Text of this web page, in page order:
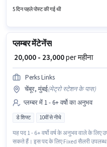
है। इस पद के लिए Fixed सैलरी उपलब्ध है।
5 दिन पहले पोस्ट की गई थी
प्लम्बर मेंटेनेंस
₹ 20,000 - 23,000per महीना
Perks Links
चेंबूर, मुंबई(मेट्रो स्टेशन के पास)
प्लम्बर में 1 - 6+ वर्षो का अनुभव
डे शिफ्ट 10वीं से नीचे
यह पद 1 - 6+ वर्षो वर्ष के अनुभव वाले के
सकते हैं। इस पद के लिए Fixed सैलरी